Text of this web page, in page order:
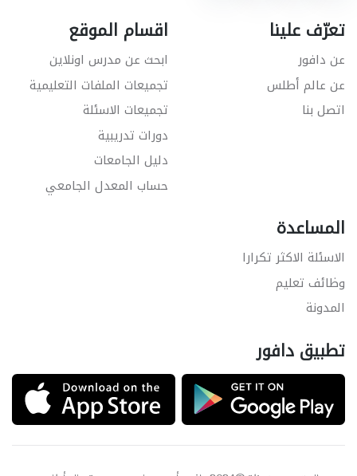
تعرّف علينا
عن دافور
عن عالم أطلس
اتصل بنا
اقسام الموقع
ابحث عن مدرس اونلاين
تجميعات الملفات التعليمية
تجميعات الاسئلة
دورات تدريبية
دليل الجامعات
حساب المعدل الجامعي
المساعدة
الاسئلة الاكثر تكرارا
وظائف تعليم
المدونة
تطبيق دافور